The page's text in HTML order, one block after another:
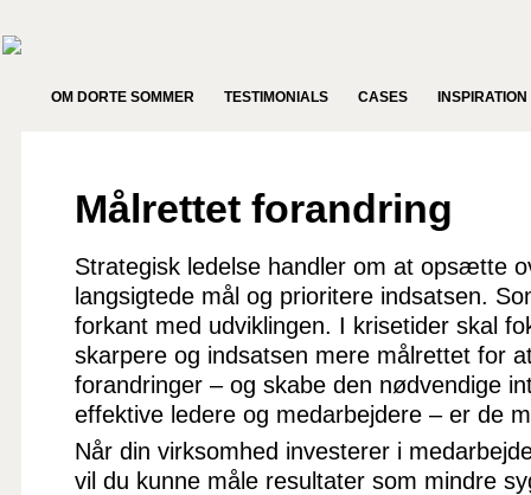
OM DORTE SOMMER TESTIMONIALS CASES INSPIRATION
Målrettet forandring
Strategisk ledelse handler om at opsætte
langsigtede mål og prioritere indsatsen.
forkant med udviklingen. I krisetider skal
skarpere og indsatsen mere målrettet for
forandringer – og skabe den nødvendige
effektive ledere og medarbejdere – er de
Når din virksomhed investerer i
vil du kunne måle resultater som mindre